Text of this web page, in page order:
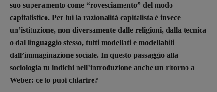
suo superamento come “rovesciamento” del modo
capitalistico. Per lui la razionalità capitalista è invece
un’istituzione, non diversamente dalle religioni, dalla tecnica
o dal linguaggio stesso, tutti modellati e modellabili
dall’immaginazione sociale. In questo passaggio alla
sociologia tu indichi nell’introduzione anche un ritorno a
Weber: ce lo puoi chiarire?